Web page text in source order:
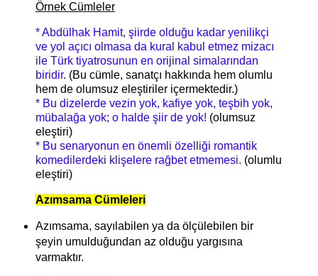
Örnek Cümleler
* Abdülhak Hamit, şiirde olduğu kadar yenilikçi
ve yol açıcı olmasa da kural kabul etmez mizacı
ile Türk tiyatrosunun en orijinal simalarından
biridir. (Bu cümle, sanatçı hakkında hem olumlu
hem de olumsuz eleştiriler içermektedir.)
* Bu dizelerde vezin yok, kafiye yok, teşbih yok,
mübalağa yok; o halde şiir de yok! (olumsuz
eleştiri)
* Bu senaryonun en önemli özelliği romantik
komedilerdeki klişelere rağbet etmemesi. (olumlu
eleştiri)
Azımsama Cümleleri
Azımsama, sayılabilen ya da ölçülebilen bir
şeyin umulduğundan az olduğu yargısına
varmaktır.